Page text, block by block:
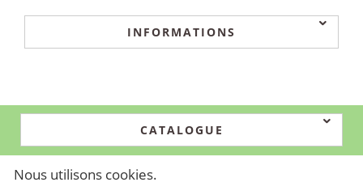
INFORMATIONS
CATALOGUE
© 2024-2026 Simtech. Propulsé par
Nous utilisons cookies.